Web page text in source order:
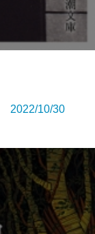
10/30